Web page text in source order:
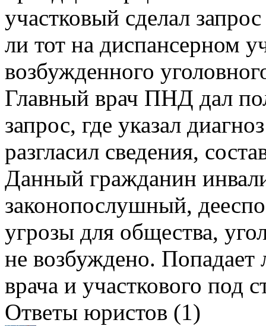
участковый сделал
ли тот на диспансерном
возбужденного
Главный врач ПНД дал
запрос, где указал
разгласил сведения,
Данный гражданин
законопослушный,
угрозы для общества,
не возбуждено. Попадает
врача и участкового под
Ответы юристов (1)